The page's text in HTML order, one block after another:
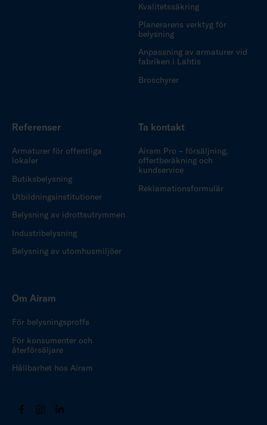
Kvalitetssäkring
Planerarens verktyg för
belysning
Anpassning av armaturer vid
fabriken i Lahtis
Broschyrer
Referenser
Armaturer för offentliga
lokaler
Butiksbelysning
Utbildningsinstitutioner
Belysning av idrottsutrymmen
Industribelysning
Belysning av utomhusmiljöer
Ta kontakt
Airam Pro – försäljning,
offertberäkning och
kundservice
Reklamationsformulär
Om Airam
För belysningsproffs
För konsumenter och
återförsäljare
Hållbarhet hos Airam